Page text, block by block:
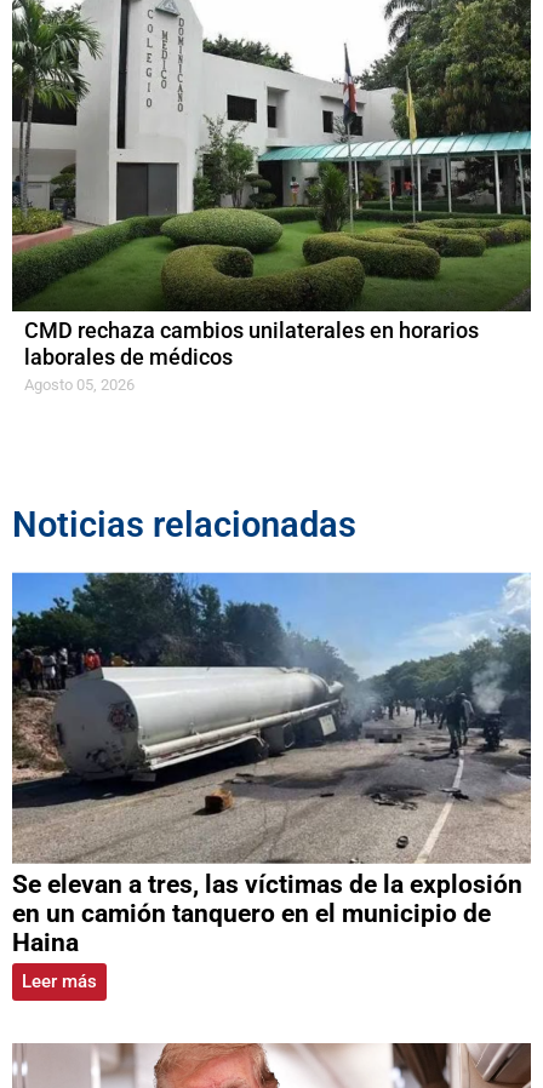
CMD rechaza cambios unilaterales en horarios
laborales de médicos
Agosto 05, 2026
Noticias relacionadas
Se elevan a tres, las víctimas de la explosión
en un camión tanquero en el municipio de
Haina
Leer más